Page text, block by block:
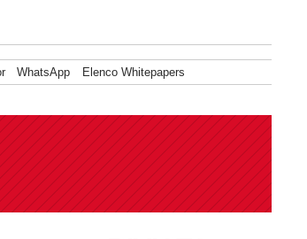
WhatsApp Elenco Whitepapers